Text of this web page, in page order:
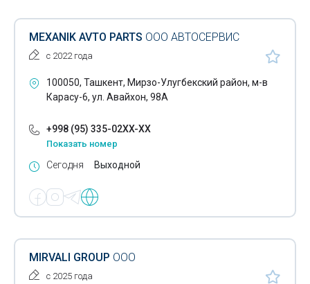
MEXANIK AVTO PARTS ООО АВТОСЕРВИС
с 2022 года
100050, Ташкент, Мирзо-Улугбекский район, м-в
Карасу-6, ул. Авайхон, 98А
+998 (95) 335-02XX-XX
Показать номер
Сегодня Выходной
MIRVALI GROUP ООО
с 2025 года